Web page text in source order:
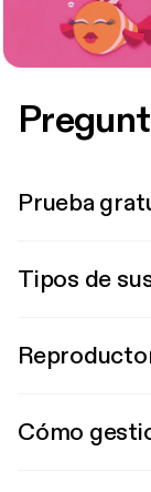
Prueba
Tipos de
Cómo